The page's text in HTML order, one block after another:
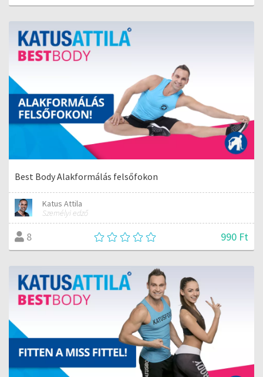
Best Body Alakformálás felsőfokon
Katus Attila
Személyi edző
8 990 Ft